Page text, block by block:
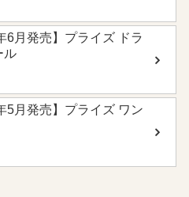
6月発売】プライズ ドラ
ル
5月発売】プライズ ワン